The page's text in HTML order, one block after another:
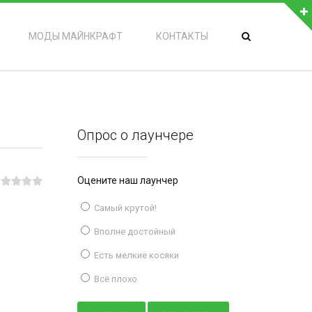
МОДЫ МАЙНКРАФТ КОНТАКТЫ
Опрос о лаунчере
Оцените наш лаунчер
Самый крутой!
Вполне достойный
Есть мелкие косяки
Всё плохо